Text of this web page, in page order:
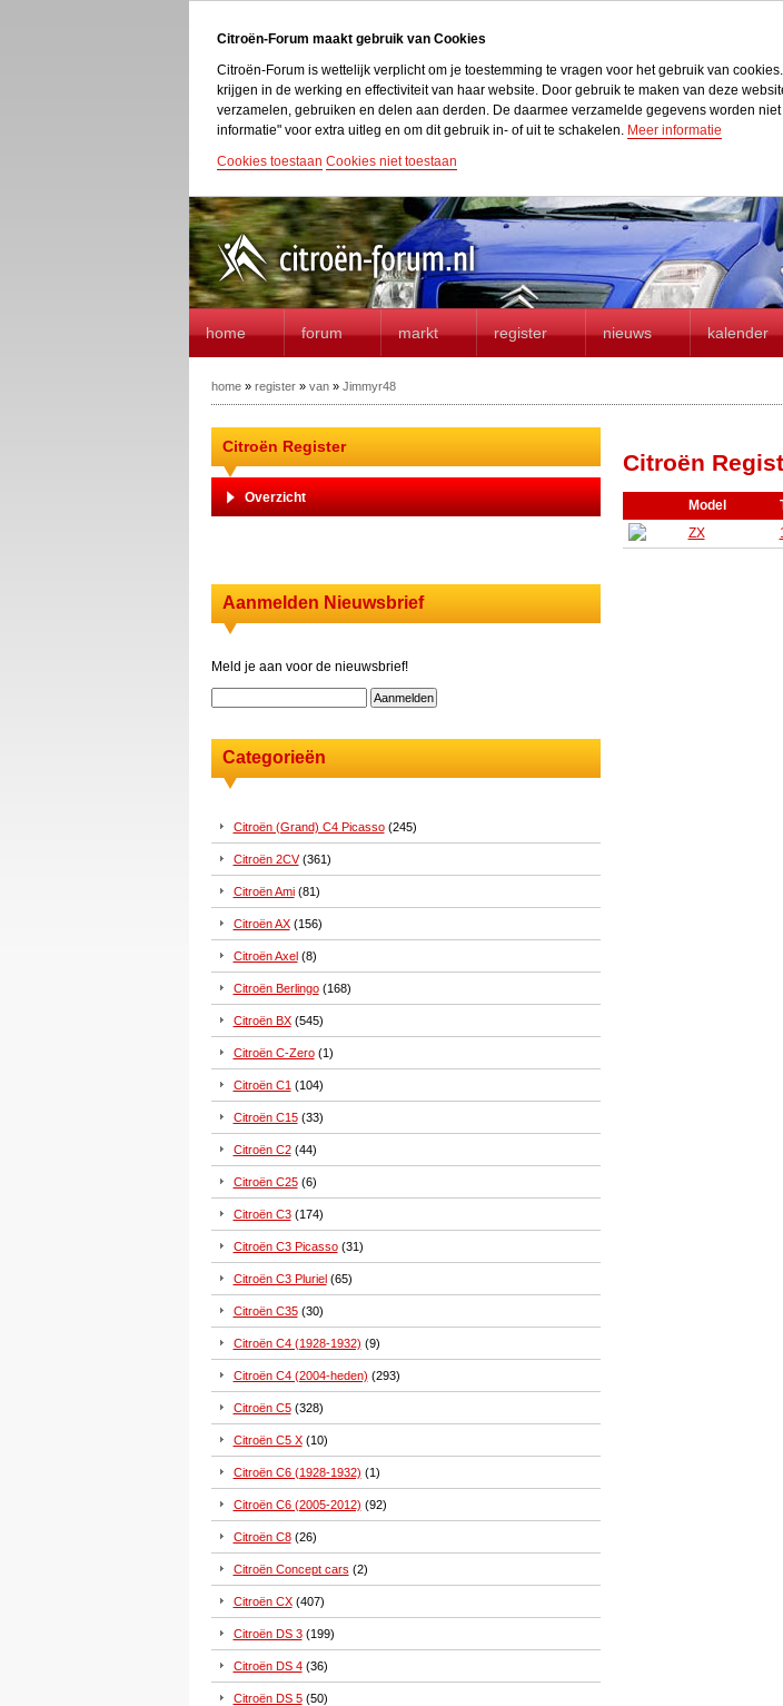
Citroën-Forum maakt gebruik van Cookies
Citroën-Forum is wettelijk verplicht om je toestemming te vragen voor het gebruik van
krijgen in de werking en effectiviteit van haar website. Door gebruik te maken van deze
verzamelen, gebruiken en delen aan derden. De daarmee verzamelde gegevens worden
informatie" voor extra uitleg en om dit gebruik in- of uit te schakelen. Meer informatie
Cookies toestaan Cookies niet toestaan
home forum markt register nieuws kalender
home» register» van» Jimmyr48
Citroën Register
Overzicht
Aanmelden Nieuwsbrief
Meld je aan voor de nieuwsbrief!
Categorieën
Citroën (Grand) C4 Picasso(245)
Citroën 2CV(361)
Citroën Ami(81)
Citroën AX(156)
Citroën Axel(8)
Citroën Berlingo(168)
Citroën BX(545)
Citroën C-Zero(1)
Citroën C1 (104)
Citroën C15(33)
Citroën C2(44)
Citroën C25(6)
Citroën C3(174)
Citroën C3 Picasso(31)
Citroën C3 Pluriel(65)
Citroën C35(30)
Citroën C4 (1928-1932) (9)
Citroën C4 (2004-heden) (293)
Citroën C5(328)
Citroën C5 X(10)
Citroën C6 (1928-1932) (1)
Citroën C6 (2005-2012) (92)
Citroën C8(26)
Citroën Concept cars (2)
Citroën CX(407)
Citroën DS 3(199)
Citroën DS 4(36)
Citroën DS 5(50)
Citroën
Model
ZX